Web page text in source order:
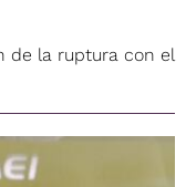
de la ruptura con el